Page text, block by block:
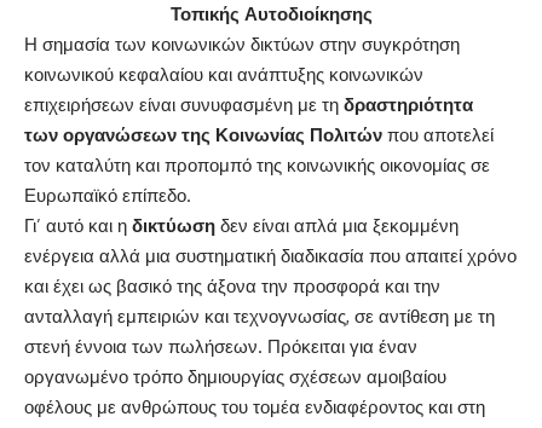
Τοπικής Αυτοδιοίκησης
Η σημασία των κοινωνικών δικτύων στην συγκρότηση
κοινωνικού κεφαλαίου και ανάπτυξης κοινωνικών
επιχειρήσεων είναι συνυφασμένη με τη δραστηριότητα
των οργανώσεων της Κοινωνίας Πολιτών που αποτελεί
τον καταλύτη και προπομπό της κοινωνικής οικονομίας σε
Ευρωπαϊκό επίπεδο.
Γι’ αυτό και η δικτύωση δεν είναι απλά μια ξεκομμένη
ενέργεια αλλά μια συστηματική διαδικασία που απαιτεί χρόνο
και έχει ως βασικό της άξονα την προσφορά και την
ανταλλαγή εμπειριών και τεχνογνωσίας, σε αντίθεση με τη
στενή έννοια των πωλήσεων. Πρόκειται για έναν
οργανωμένο τρόπο δημιουργίας σχέσεων αμοιβαίου
οφέλους με ανθρώπους του τομέα ενδιαφέροντος και στη